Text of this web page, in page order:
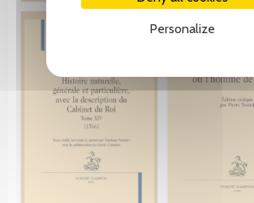
Personalize